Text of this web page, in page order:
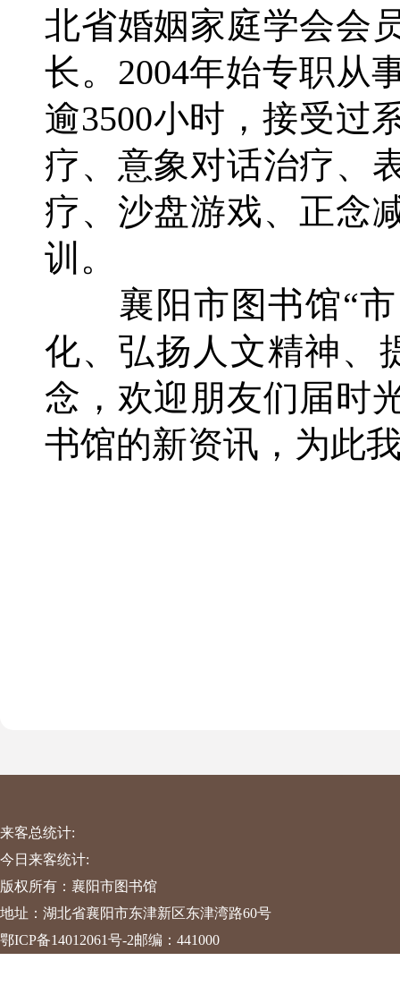
北省婚姻家庭学会会
长。2004年始专职从
逾3500小时，接受过
疗、意象对话治疗、
疗、沙盘游戏、正念
训。
襄阳市图书馆“市
化、弘扬人文精神、
念，欢迎朋友们届时
书馆的新资讯，为此
来客总统计:
今日来客统计:
版权所有：襄阳市图书馆
地址：湖北省襄阳市东津新区东津湾路60号
鄂ICP备14012061号-2邮编：441000